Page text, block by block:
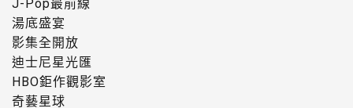
J-Pop最前線
湯底盛宴
影集全開放
迪士尼星光匯
HBO鉅作觀影室
奇藝星球